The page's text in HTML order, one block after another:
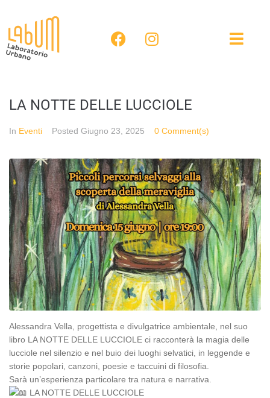
LA NOTTE DELLE LUCCIOLE
In Eventi Posted Giugno 23, 2025 0 Comment(s)
Alessandra Vella, progettista e divulgatrice ambientale, nel suo
libro LA NOTTE DELLE LUCCIOLE ci racconterà la magia delle
lucciole nel silenzio e nel buio dei luoghi selvatici, in leggende e
storie popolari, canzoni, poesie e taccuini di filosofia.
Sarà un’esperienza particolare tra natura e narrativa.
LA NOTTE DELLE LUCCIOLE